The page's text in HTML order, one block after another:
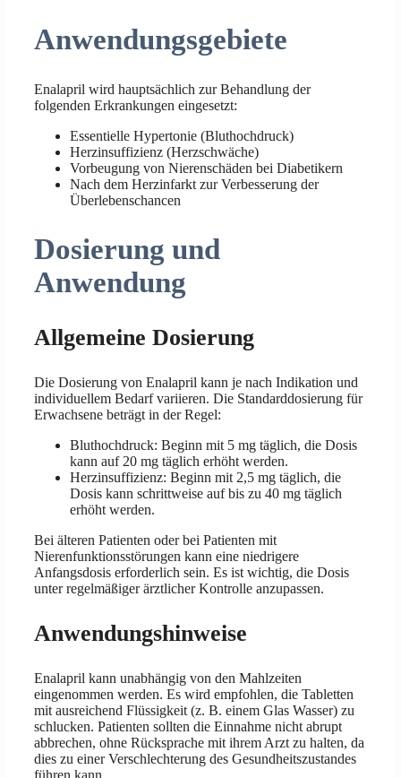
Anwendungsgebiete
Enalapril wird hauptsächlich zur Behandlung der
folgenden Erkrankungen eingesetzt:
Essentielle Hypertonie (Bluthochdruck)
Herzinsuffizienz (Herzschwäche)
Vorbeugung von Nierenschäden bei Diabetikern
Nach dem Herzinfarkt zur Verbesserung der
Überlebenschancen
Dosierung und
Anwendung
Allgemeine Dosierung
Die Dosierung von Enalapril kann je nach Indikation und
individuellem Bedarf variieren. Die Standarddosierung für
Erwachsene beträgt in der Regel:
Bluthochdruck: Beginn mit 5 mg täglich, die Dosis
kann auf 20 mg täglich erhöht werden.
Herzinsuffizienz: Beginn mit 2,5 mg täglich, die
Dosis kann schrittweise auf bis zu 40 mg täglich
erhöht werden.
Bei älteren Patienten oder bei Patienten mit
Nierenfunktionsstörungen kann eine niedrigere
Anfangsdosis erforderlich sein. Es ist wichtig, die Dosis
unter regelmäßiger ärztlicher Kontrolle anzupassen.
Anwendungshinweise
Enalapril kann unabhängig von den Mahlzeiten
eingenommen werden. Es wird empfohlen, die Tabletten
mit ausreichend Flüssigkeit (z. B. einem Glas Wasser) zu
schlucken. Patienten sollten die Einnahme nicht abrupt
abbrechen, ohne Rücksprache mit ihrem Arzt zu halten, da
dies zu einer Verschlechterung des Gesundheitszustandes
führen kann.